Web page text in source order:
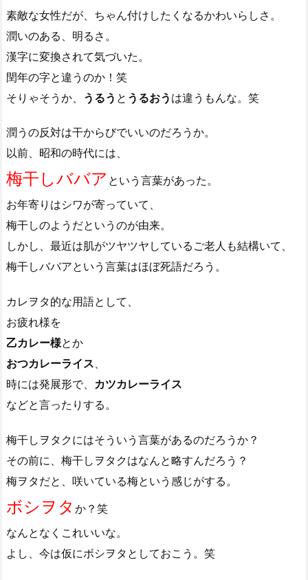
素敵な女性だが、ちゃん付けしたくなるかわいらしさ。
潤いのある、明るさ。
漢字に変換されて気づいた。
閏年の字と違うのか！笑
そりゃそうか、 うるう と うるおう は違うもんな。笑
潤うの反対は干からびでいいのだろうか。
以前、昭和の時代には、
梅干しババア という言葉があった。
お年寄りはシワが寄っていて、
梅干しのようだというのが由来。
しかし、最近は肌がツヤツヤしているご老人も結構いて、
梅干しババアという言葉はほぼ死語だろう。
カレヲタ的な用語として、
お疲れ様を
乙カレー様とか
おつカレーライス、
時には発展形で、 カツカレーライス
などと言ったりする。
梅干しヲタクにはそういう言葉があるのだろうか？
その前に、梅干しヲタクはなんと略すんだろう？
梅ヲタだと、咲いている梅という感じがする。
ボシヲタ か？笑
なんとなくこれいいな。
よし、今は仮にボシヲタとしておこう。笑